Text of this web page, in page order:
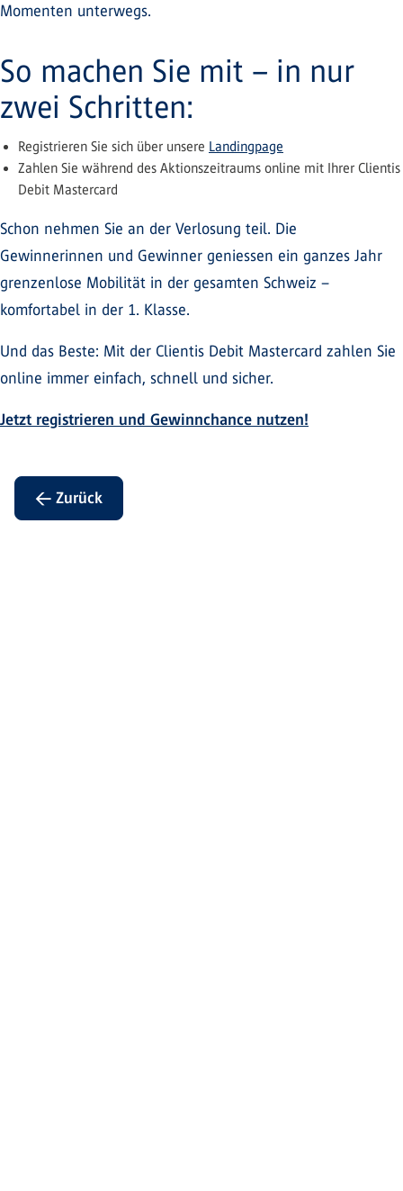
Momenten unterwegs.
So machen Sie mit – in nur
zwei Schritten:
Registrieren Sie sich über unsere Landingpage
Zahlen Sie während des Aktionszeitraums online mit Ihrer Clientis
Debit Mastercard
Schon nehmen Sie an der Verlosung teil. Die
Gewinnerinnen und Gewinner geniessen ein ganzes Jahr
grenzenlose Mobilität in der gesamten Schweiz –
komfortabel in der 1. Klasse.
Und das Beste: Mit der Clientis Debit Mastercard zahlen Sie
online immer einfach, schnell und sicher.
Jetzt registrieren und Gewinnchance nutzen!
← Zurück